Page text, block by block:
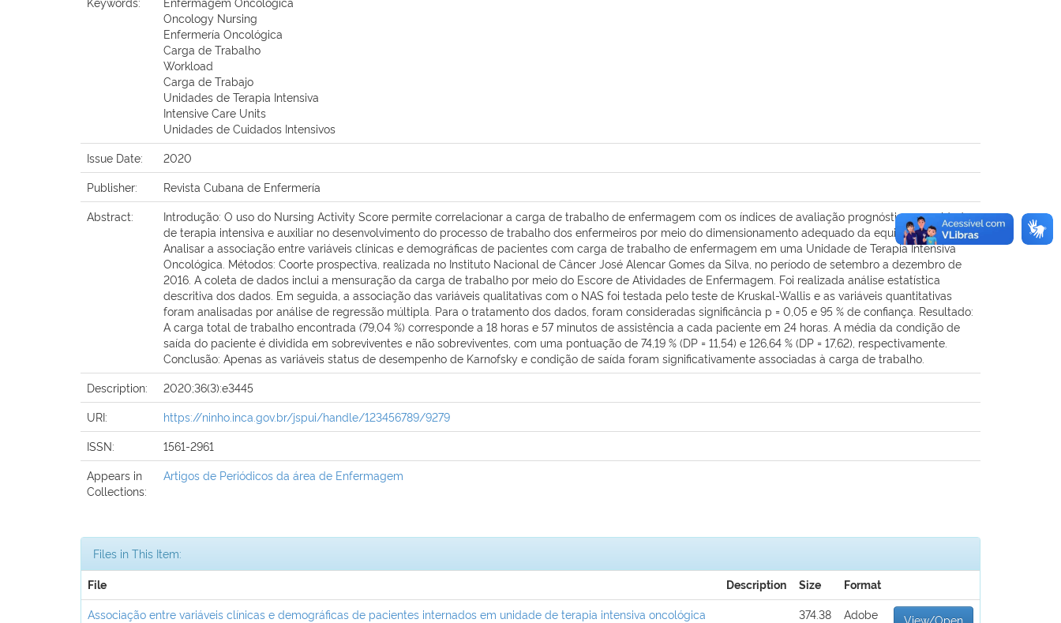
Oncology Nursing
Enfermería Oncológica
Carga de Trabalho
Workload
Carga de Trabajo
Unidades de Terapia Intensiva
Intensive Care Units
Unidades de Cuidados Intensivos
Issue Date:
2020
Publisher:
Revista Cubana de Enfermería
Abstract:
Introdução: O uso do Nursing Activity Score permite correlacionar a carga de trabalho de enfermagem com os índices de avaliação prognóstica na unidade
de terapia intensiva e auxiliar no desenvolvimento do processo de trabalho dos enfermeiros por meio do dimensionamento adequado da equipe. Objetivo:
Analisar a associação entre variáveis clínicas e demográficas de pacientes com carga de trabalho de enfermagem em uma Unidade de Terapia Intensiva
Oncológica. Métodos: Coorte prospectiva, realizada no Instituto Nacional de Câncer José Alencar Gomes da Silva, no período de setembro a dezembro de
2016. A coleta de dados inclui a mensuração da carga de trabalho por meio do Escore de Atividades de Enfermagem. Foi realizada análise estatística
descritiva dos dados. Em seguida, a associação das variáveis qualitativas com o NAS foi testada pelo teste de Kruskal-Wallis e as variáveis quantitativas
foram analisadas por análise de regressão múltipla. Para o tratamento dos dados, foram consideradas significância p = 0,05 e 95 % de confiança. Resultado:
A carga total de trabalho encontrada (79,04 %) corresponde a 18 horas e 57 minutos de assistência a cada paciente em 24 horas. A média da condição de
saída do paciente é dividida em sobreviventes e não sobreviventes, com uma pontuação de 74,19 % (DP = 11,54) e 126,64 % (DP = 17,62), respectivamente.
Conclusão: Apenas as variáveis status de desempenho de Karnofsky e condição de saída foram significativamente associadas à carga de trabalho.
Description:
2020;36(3):e3445
URI:
https://ninho.inca.gov.br/jspui/handle/123456789/9279
ISSN:
1561-2961
Appears in
Collections:
Artigos de Periódicos da área de Enfermagem
Files in This Item:
File Description Size Format
Associação entre variáveis clínicas e demográficas de pacientes internados em unidade de terapia intensiva oncológica
374.38
Adobe
View/Open